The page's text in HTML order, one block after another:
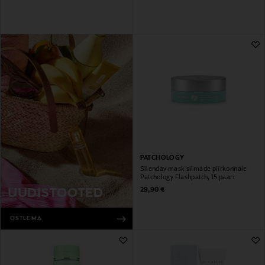
UUDISTOOTED
OSTLEMA
PATCHOLOGY
Silendav mask silmade piirkonnale
Patchology Flashpatch, 15 paari
Original Price
29,90 €